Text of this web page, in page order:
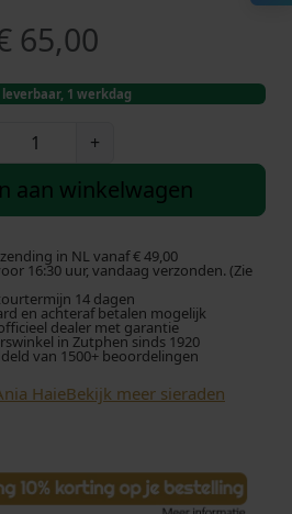
65,00
1 werkdag
+
aan winkelwagen
in NL vanaf € 49,00
16:30 uur, vandaag verzonden. (Zie
14 dagen
en achteraf betalen mogelijk
dealer met garantie
in Zutphen sinds 1920
van 1500+ beoordelingen
HaieBekijk meer sieraden